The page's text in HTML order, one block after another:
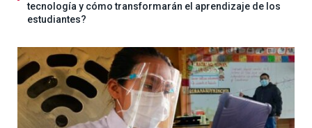
tecnología y cómo transformarán el aprendizaje de los
estudiantes?